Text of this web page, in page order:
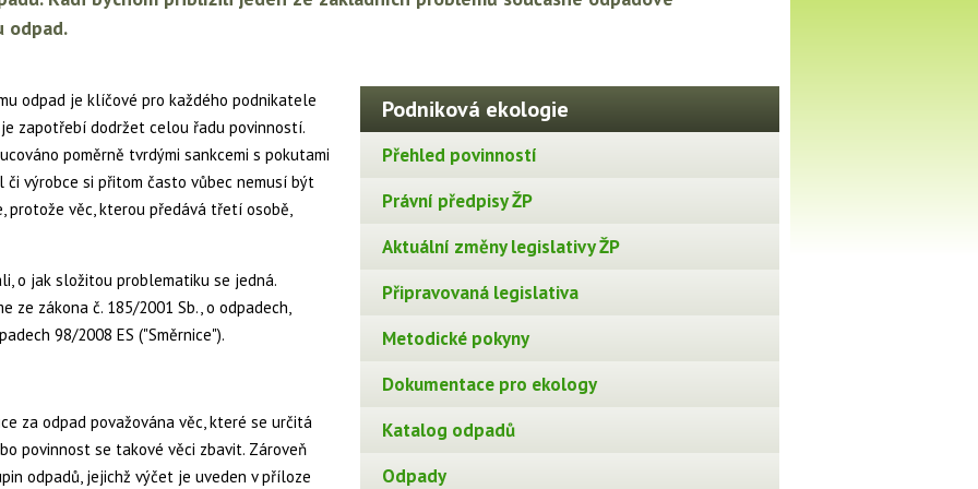
odpad.
odpad je klíčové pro každého podnikatele
zapotřebí dodržet celou řadu povinností.
poměrně tvrdými sankcemi s pokutami
či výrobce si přitom často vůbec nemusí být
protože věc, kterou předává třetí osobě,
o jak složitou problematiku se jedná.
ze zákona č. 185/2001 Sb., o odpadech,
98/2008 ES ("Směrnice").
za odpad považována věc, které se určitá
povinnost se takové věci zbavit. Zároveň
odpadů, jejichž výčet je uveden v příloze
Podniková ekologie
Přehled povinností
Právní předpisy ŽP
Aktuální změny legislativy ŽP
Připravovaná legislativa
Metodické pokyny
Dokumentace pro ekology
Katalog odpadů
Odpady